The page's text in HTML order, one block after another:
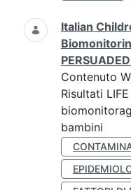
Italian
Contenuto
Risultati
bambini